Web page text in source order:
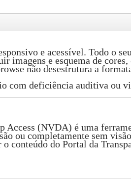
e acessível. Todo o
imagens e esquema de
não desestrutura a
com deficiência auditiva ou
(NVDA) é uma
ou completamente sem
conteúdo do Portal da